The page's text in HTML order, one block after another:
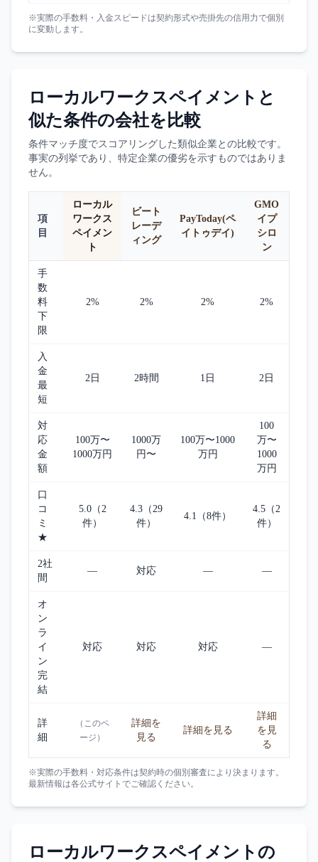
※実際の手数料・入金スピードは契約形式や売掛先の信用力で個別
に変動します。
ローカルワークスペイメント と
似た条件の会社を比較
条件マッチ度でスコアリングした類似企業との比較です。
事実の列挙であり、特定企業の優劣を示すものではありま
せん。
項
目
ローカル
ワークス
ペイメン
ト
ビート
レーデ
ィング
PayToday(ペ
イトゥデイ)
GMO
イプ
シロ
ン
手
数
料
下
限
2% 2% 2% 2%
入
金
最
短
2日 2時間 1日 2日
対
応
金
額
100万〜
1000万円
1000万
円〜
100万〜1000
万円
100
万〜
1000
万円
口
コ
ミ
★
5.0（2
件）
4.3（29
件）
4.1（8件）
4.5（2
件）
2社
間
— 対応 — —
オ
ン
ラ
イ
ン
完
結
対応 対応 対応 —
詳
細
（このペ
ージ）
詳細を
見る
詳細を見る
詳細
を見
る
※実際の手数料・対応条件は契約時の個別審査により決まります。
最新情報は各公式サイトでご確認ください。
ローカルワークスペイメント の